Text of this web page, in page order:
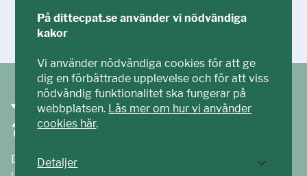
Ditt ECPAT har tagits fram tillsammans med barn och
På dittecpat.se använder vi nödvändiga
kakor
Vi använder nödvändiga cookies för att ge
dig en förbättrade upplevelse och för att viss
nödvändig funktionalitet ska fungerar på
webbplatsen. Läs mer om hur vi använder
cookies här.
Detaljer